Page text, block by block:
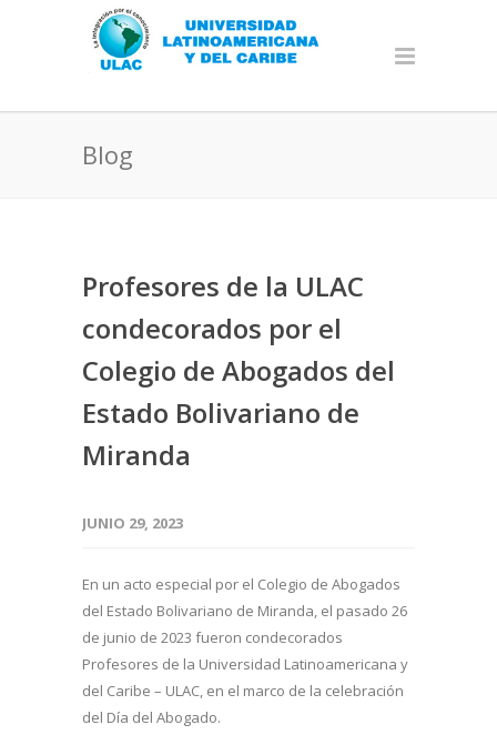
Blog
Profesores de la ULAC
condecorados por el
Colegio de Abogados del
Estado Bolivariano de
Miranda
JUNIO 29, 2023
En un acto especial por el Colegio de Abogados
del Estado Bolivariano de Miranda, el pasado 26
de junio de 2023 fueron condecorados
Profesores de la Universidad Latinoamericana y
del Caribe – ULAC, en el marco de la celebración
del Día del Abogado.